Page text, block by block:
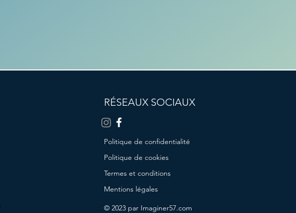
RÉSEAUX SOCIAUX
Politique de confidentialité
Politique de cookies
Termes et conditions
Mentions légales
© 2023 par Imaginer57.com